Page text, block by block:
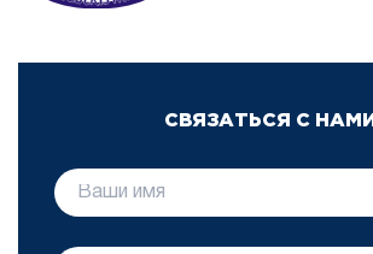
СВЯЗАТЬСЯ С НАМИ